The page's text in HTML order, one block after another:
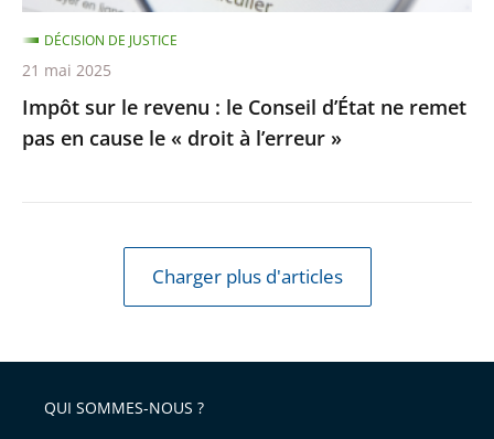
remet
pas
en
cause
le
Impôt sur le revenu : le Conseil d’État ne remet
pas en cause le « droit à l’erreur »
DÉCISION DE JUSTICE
21 mai 2025
Charger plus d'articles
QUI SOMMES-NOUS ?